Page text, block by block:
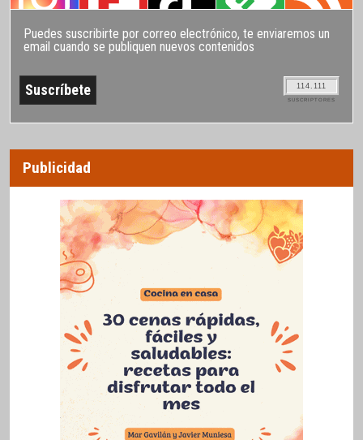
Puedes suscribirte por correo electrónico, te enviaremos un
email cuando se publiquen nuevos contenidos
114.111
SUSCRIPTORES
Publicidad